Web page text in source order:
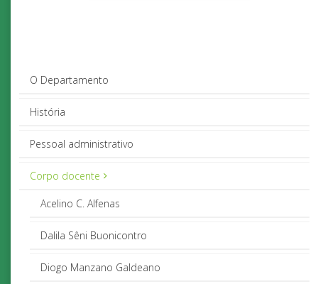
O Departamento
História
Pessoal administrativo
Corpo docente
Acelino C. Alfenas
Dalila Sêni Buonicontro
Diogo Manzano Galdeano